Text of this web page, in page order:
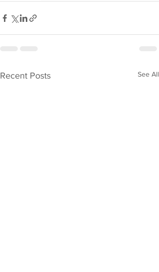
Recent Posts See All